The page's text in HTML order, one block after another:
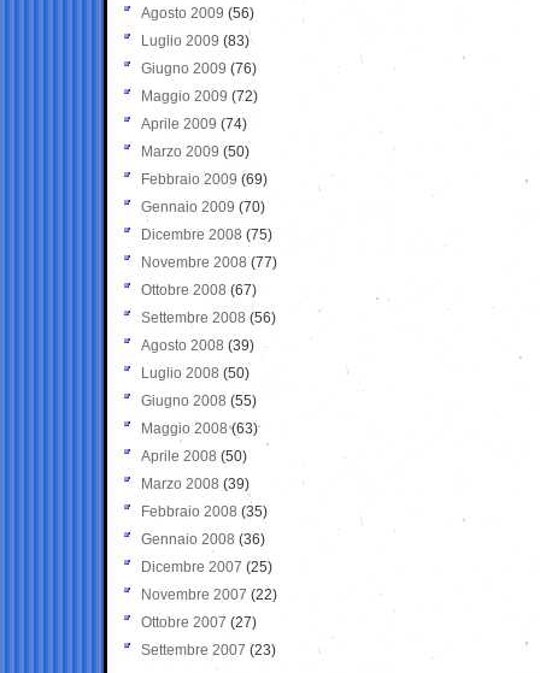
Agosto 2009 (56)
Luglio 2009 (83)
Giugno 2009 (76)
Maggio 2009 (72)
Aprile 2009 (74)
Marzo 2009 (50)
Febbraio 2009 (69)
Gennaio 2009 (70)
Dicembre 2008 (75)
Novembre 2008 (77)
Ottobre 2008 (67)
Settembre 2008 (56)
Agosto 2008 (39)
Luglio 2008 (50)
Giugno 2008 (55)
Maggio 2008(63)
Aprile 2008 (50)
Marzo 2008 (39)
Febbraio 2008 (35)
Gennaio 2008 (36)
Dicembre 2007 (25)
Novembre 2007 (22)
Ottobre 2007 (27)
Settembre 2007 (23)